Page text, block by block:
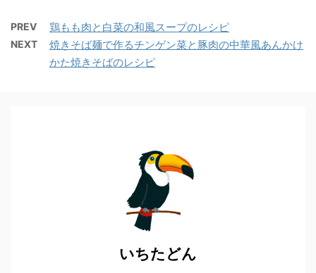
PREV 鶏もも肉と白菜の和風スープのレシピ
NEXT
焼きそば麺で作るチンゲン菜と豚肉の中華風あんかけ
かた焼きそばのレシピ
いちたどん